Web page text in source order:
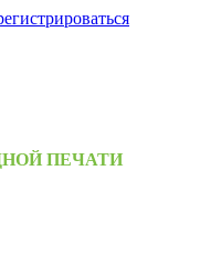
ПЕЧАТИ